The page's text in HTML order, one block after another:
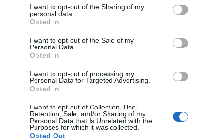
not limited to your visit or usage behaviour. You may click to
grant or deny consent to Google and its third-party tags to
use your data for below specified purposes in below Google
consent section.
I want to opt-out of the Sharing of my
personal data.
Opted In
I want to opt-out of the Sale of my
Personal Data.
Opted In
I want to opt-out of processing my
Personal Data for Targeted Advertising.
Opted In
I want to opt-out of Collection, Use,
Retention, Sale, and/or Sharing of my
Personal Data that Is Unrelated with the
Purposes for which it was collected.
Opted Out
„Míg Greta Thunberg és társai egy olyan
médiaprovokációt kíséreltek meg, amelynek
egyetlen célja a nyilvánosság elérés volt – és
amely kevesebb, mint egy teherautónyi
segélyt tartalmazott –, addig az elmúlt két
hétben több mint 1200 segélyszállító
teherautó érkezett Izraelből Gázába” – áll az
izraeli kormány hivatalos közleményében.